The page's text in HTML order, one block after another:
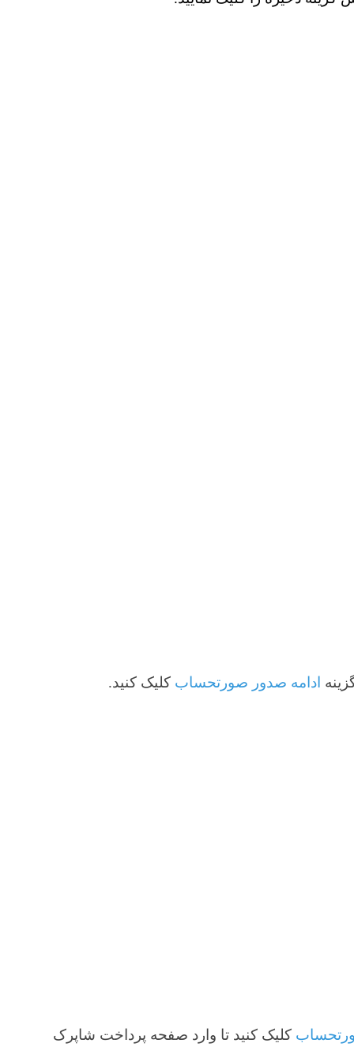
صدور صورتحسابکلیک کنید.
کنید تا وارد صفحه پرداخت شاپرک